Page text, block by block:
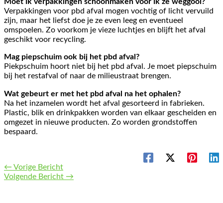
Verpakkingen voor pbd afval mogen vochtig of licht vervuild
zijn, maar het liefst doe je ze even leeg en eventueel
omspoelen. Zo voorkom je vieze luchtjes en blijft het afval
geschikt voor recycling.
Mag piepschuim ook bij het pbd afval?
Piekpschuim hoort niet bij het pbd afval. Je moet piepschuim
bij het restafval of naar de milieustraat brengen.
Wat gebeurt er met het pbd afval na het ophalen?
Na het inzamelen wordt het afval gesorteerd in fabrieken.
Plastic, blik en drinkpakken worden van elkaar gescheiden en
omgezet in nieuwe producten. Zo worden grondstoffen
bespaard.
← Vorige Bericht
Volgende Bericht →